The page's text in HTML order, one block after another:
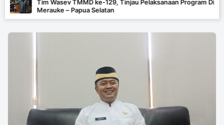
Tim Wasev TMMD ke-129, Tinjau Pelaksanaan Program Di
Merauke – Papua Selatan